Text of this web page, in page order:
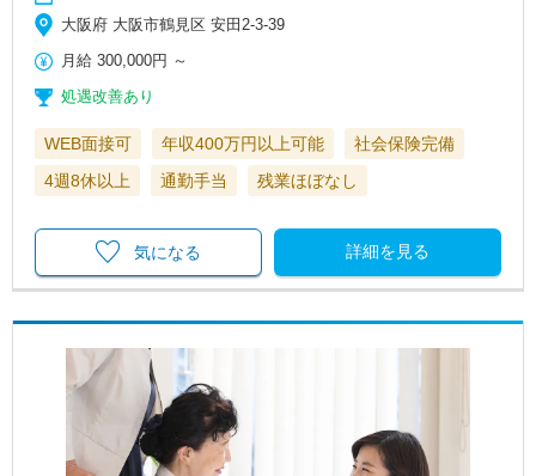
大阪府 大阪市鶴見区 安田2-3-39
月給 300,000円 ～
処遇改善あり
WEB面接可 年収400万円以上可能
社会保険完備
4週8休以上
通勤手当 残業ほぼなし
詳細を見る
気になる